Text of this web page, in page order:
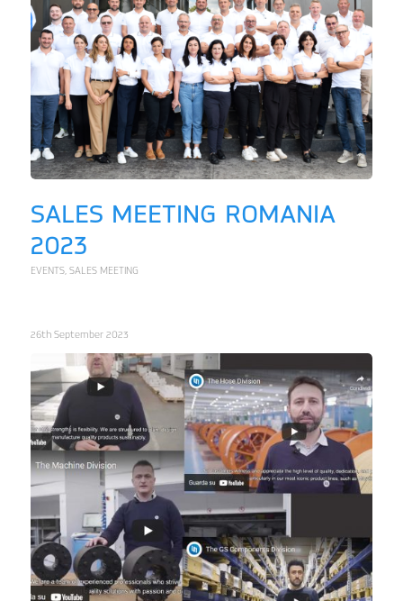
SALES MEETING ROMANIA
2023
EVENTS, SALES MEETING
26th September 2023